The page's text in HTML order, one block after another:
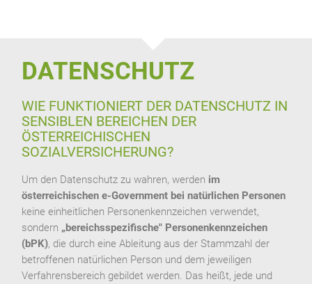
DATENSCHUTZ
WIE FUNKTIONIERT DER DATENSCHUTZ IN
SENSIBLEN BEREICHEN DER
ÖSTERREICHISCHEN
SOZIALVERSICHERUNG?
Um den Datenschutz zu wahren, werden im
österreichischen e-Government bei natürlichen Personen
keine einheitlichen Personenkennzeichen verwendet,
sondern „bereichsspezifische" Personenkennzeichen
(bPK), die durch eine Ableitung aus der Stammzahl der
betroffenen natürlichen Person und dem jeweiligen
Verfahrensbereich gebildet werden. Das heißt, jede und